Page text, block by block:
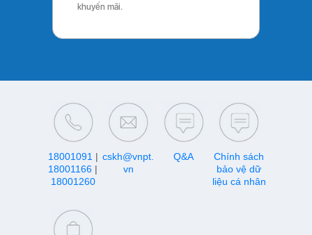
khuyến mãi.
18001091 |
18001166 |
18001260
cskh@vnpt.
vn
Q&A
Chính sách
bảo vệ dữ
liệu cá nhân